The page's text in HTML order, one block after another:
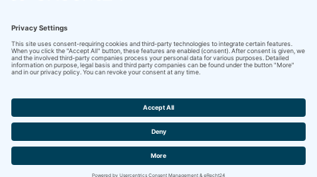
KONTAKT
NOTRUFE & HOTLINES
JOBS
STADTANZEIGER
BROSCHÜREN
PRESSE
DATENSCHUTZ